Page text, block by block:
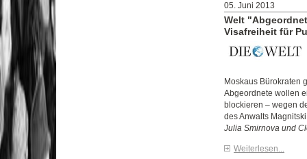
05. Juni 2013
Welt
Visafreiheit für
Moskaus Bürokraten
Abgeordnete wollen
blockieren – wegen
des Anwalts
Julia Smirnova und
Weiterlesen...